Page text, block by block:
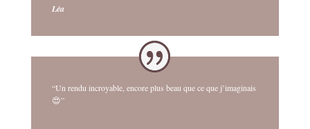
Léa
“Un rendu incroyable, encore plus beau que ce que j’imaginais
😍”